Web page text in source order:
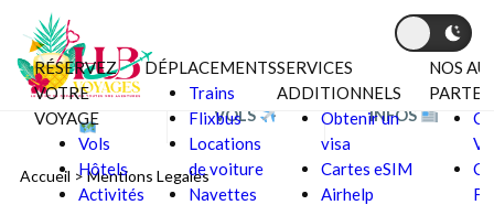
Aller au contenu
RÉSERVEZ
VOTRE
VOYAGE
Vols
Hôtels
Activités
DÉPLACEMENTS
Trains
Flixbus
Locations
de voiture
Navettes
SERVICES
ADDITIONNELS
Obtenir un
visa
Cartes eSIM
Airhelp
NOS
BONS PLANS
VOLS INFOS
Accueil >Mentions Legales